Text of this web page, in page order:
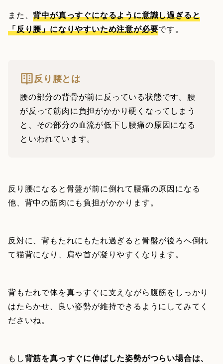
また、背中が真っすぐになるように意識し過ぎると
「反り腰」になりやすいため注意が必要です。
反り腰とは
腰の部分の背骨が前に反っている状態です。腰
が反って筋肉に負担がかかり硬くなってしまう
と、その部分の血流が低下し腰痛の原因になる
といわれています。
反り腰になると骨盤が前に倒れて腰痛の原因になる
他、背中の筋肉にも負担がかかります。
反対に、背もたれにもたれ過ぎると骨盤が後ろへ倒れ
て猫背になり、肩や首が凝りやすくなります。
背もたれで体を真っすぐに支えながら腹筋をしっかり
はたらかせ、良い姿勢が維持できるようにしてみてく
ださいね。
もし背筋を真っすぐに伸ばした姿勢がつらい場合は、